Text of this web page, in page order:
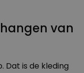
van
Dat is de kleding